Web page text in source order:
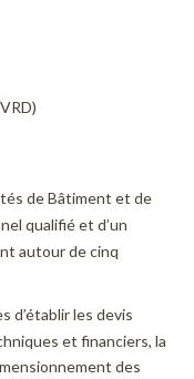
de Bâtiment et de
qualifié et d’un
autour de cinq
d’établir les devis
et financiers, la
des